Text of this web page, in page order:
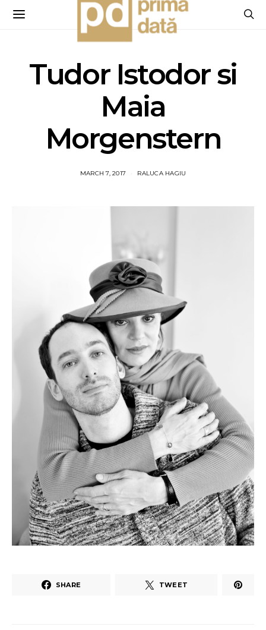
Tudor Istodor si
Maia
Morgenstern
MARCH 7, 2017 RALUCA HAGIU
SHARE TWEET